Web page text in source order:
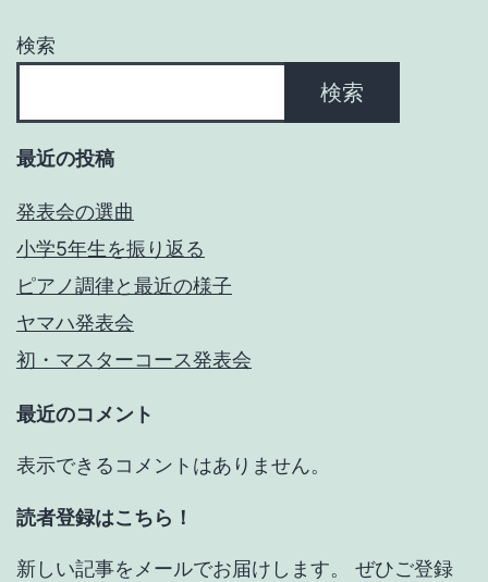
ン
検索
検索
最近の投稿
発表会の選曲
小学5年生を振り返る
ピアノ調律と最近の様子
ヤマハ発表会
初・マスターコース発表会
最近のコメント
表示できるコメントはありません。
読者登録はこちら！
新しい記事をメールでお届けします。 ぜひご登録